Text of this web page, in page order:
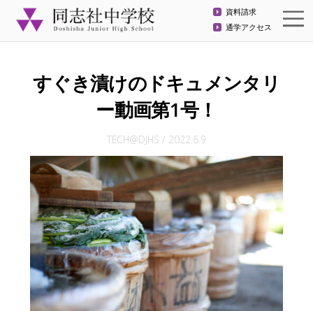
資料請求
通学アクセス
すぐき漬けのドキュメンタリ
ー動画第1号！
TECH@DJHS / 2022.6.9